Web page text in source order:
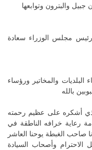
والبترون وتوابعها
مجلس الوزراء سعادة
والمخاتير ورؤساء
بالله
الذي أشكره على عظيم رحمته
رعاية خرافه الناطقة في
صاحب الغبطة يوحنا العاشر
الاحترام وأصحاب السيادة